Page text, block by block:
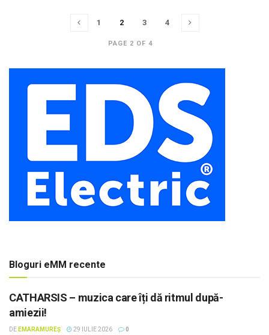
PAGE 2 OF 4
1 2 3 4
Bloguri eMM recente
CATHARSIS – muzica care îți dă ritmul după-
amiezii!
DE EMARAMUREȘ 29 IULIE 2026 0